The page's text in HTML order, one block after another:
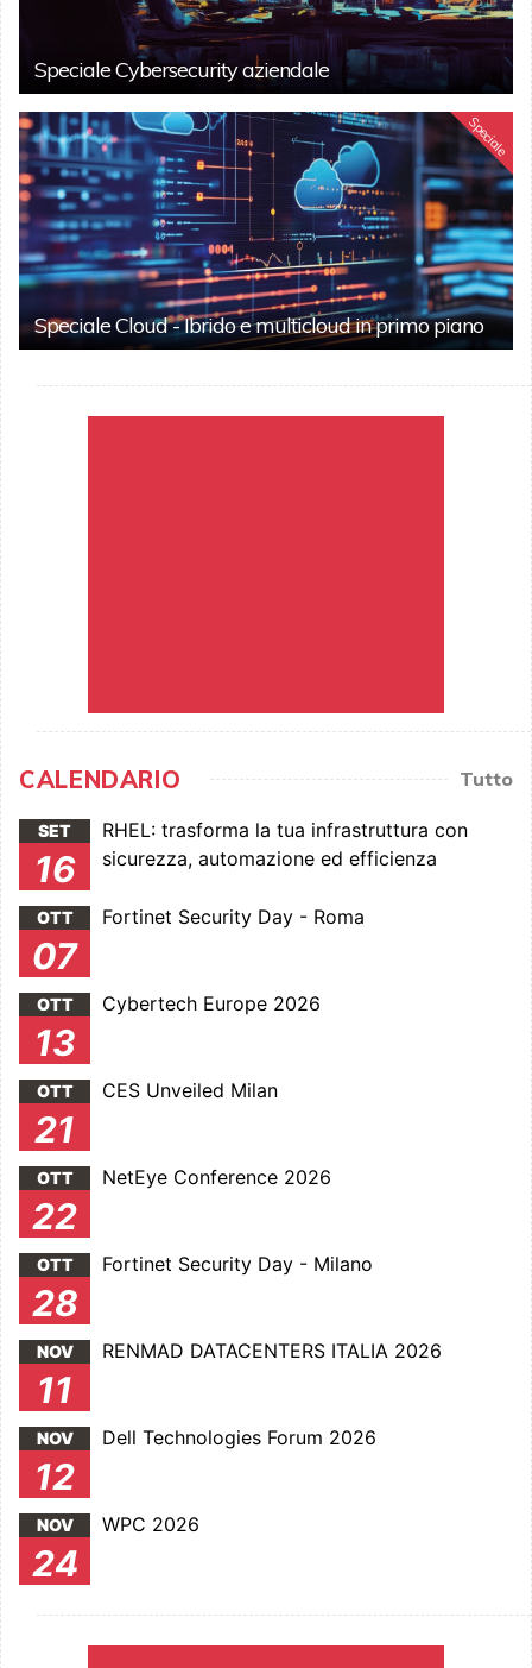
Speciale Cybersecurity aziendale
Speciale
Speciale Cloud - Ibrido e multicloud in primo piano
CALENDARIO Tutto
SET
16
RHEL: trasforma la tua infrastruttura con
sicurezza, automazione ed efficienza
OTT
07
Fortinet Security Day - Roma
OTT
13
Cybertech Europe 2026
OTT
21
CES Unveiled Milan
OTT
22
NetEye Conference 2026
OTT
28
Fortinet Security Day - Milano
NOV
11
RENMAD DATACENTERS ITALIA 2026
NOV
12
Dell Technologies Forum 2026
NOV
24
WPC 2026